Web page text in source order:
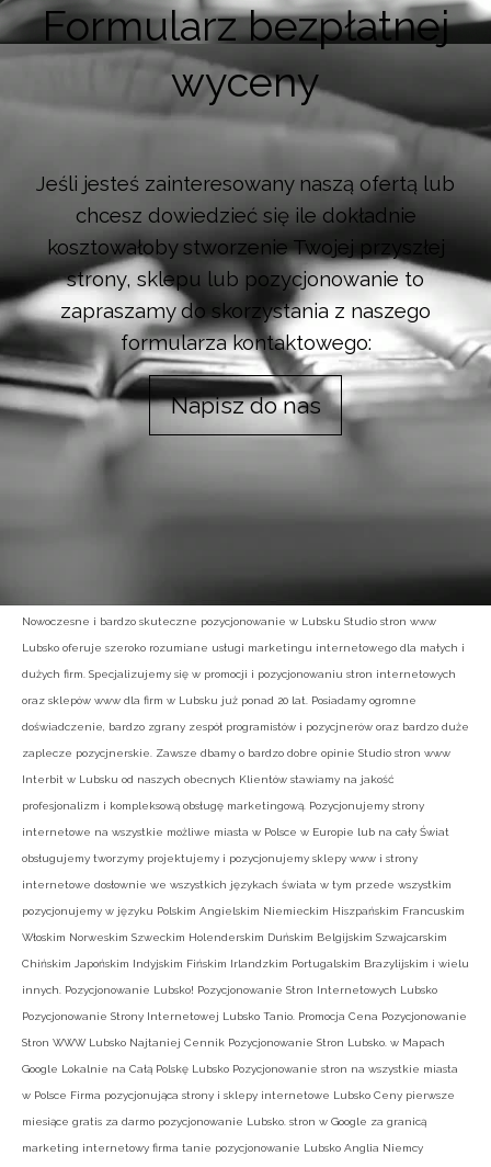
Formularz bezpłatnej
wyceny
Jeśli jesteś zainteresowany naszą ofertą lub
chcesz dowiedzieć się ile dokładnie
kosztowałoby stworzenie Twojej przyszłej
strony, sklepu lub pozycjonowanie to
zapraszamy do skorzystania z naszego
formularza kontaktowego:
Napisz do nas
Nowoczesne i bardzo skuteczne pozycjonowanie w Lubsku Studio stron www
Lubsko oferuje szeroko rozumiane usługi marketingu internetowego dla małych i
dużych firm. Specjalizujemy się w promocji i pozycjonowaniu stron internetowych
oraz sklepów www dla firm w Lubsku już ponad 20 lat. Posiadamy ogromne
doświadczenie, bardzo zgrany zespół programistów i pozycjnerów oraz bardzo duże
zaplecze pozycjnerskie. Zawsze dbamy o bardzo dobre opinie Studio stron www
Interbit w Lubsku od naszych obecnych Klientów stawiamy na jakość
profesjonalizm i kompleksową obsługę marketingową. Pozycjonujemy strony
internetowe na wszystkie możliwe miasta w Polsce w Europie lub na cały Świat
obsługujemy tworzymy projektujemy i pozycjonujemy sklepy www i strony
internetowe dosłownie we wszystkich językach świata w tym przede wszystkim
pozycjonujemy w języku Polskim Angielskim Niemieckim Hiszpańskim Francuskim
Włoskim Norweskim Szweckim Holenderskim Duńskim Belgijskim Szwajcarskim
Chińskim Japońskim Indyjskim Fińskim Irlandzkim Portugalskim Brazylijskim i wielu
innych. Pozycjonowanie Lubsko! Pozycjonowanie Stron Internetowych Lubsko
Pozycjonowanie Strony Internetowej Lubsko Tanio. Promocja Cena Pozycjonowanie
Stron WWW Lubsko Najtaniej Cennik Pozycjonowanie Stron Lubsko. w Mapach
Google Lokalnie na Całą Polskę Lubsko Pozycjonowanie stron na wszystkie miasta
w Polsce Firma pozycjonująca strony i sklepy internetowe Lubsko Ceny pierwsze
miesiące gratis za darmo pozycjonowanie Lubsko. stron w Google za granicą
marketing internetowy firma tanie pozycjonowanie Lubsko Anglia Niemcy